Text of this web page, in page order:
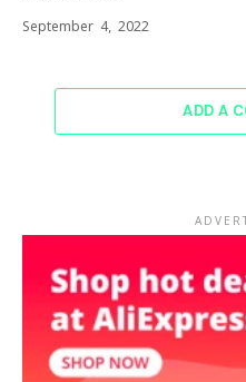
September 4, 2022
ADD A